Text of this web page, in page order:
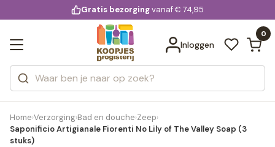
voor 20:00 uur besteld
Gratis bezorgingvanaf € 74,95
Inloggen
0
Zoeken
Categorieën
Merken
Bekijk alle resultaten
Home›Verzorging›Bad en douche›Zeep›
Saponificio Artigianale Fiorenti No Lily of The Valley Soap (3
stuks)